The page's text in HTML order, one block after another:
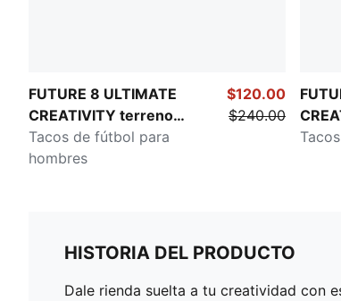
FUTURE 8 ULTIMATE
CREATIVITY terreno
firme
Tacos de fútbol para
hombres
$120.00
$240.00
y
HISTORIA DEL PRODUCTO
Dale rienda suelta a tu creatividad con